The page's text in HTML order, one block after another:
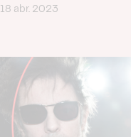
18 abr. 2023